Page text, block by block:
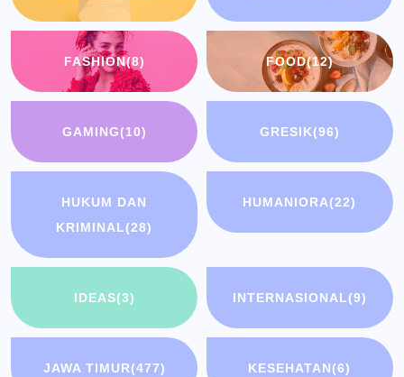
FASHION(8) FOOD(12)
GAMING(10) GRESIK(96)
HUKUM DAN
KRIMINAL(28)
HUMANIORA(22)
IDEAS(3) INTERNASIONAL(9)
JAWA TIMUR(477) KESEHATAN(6)